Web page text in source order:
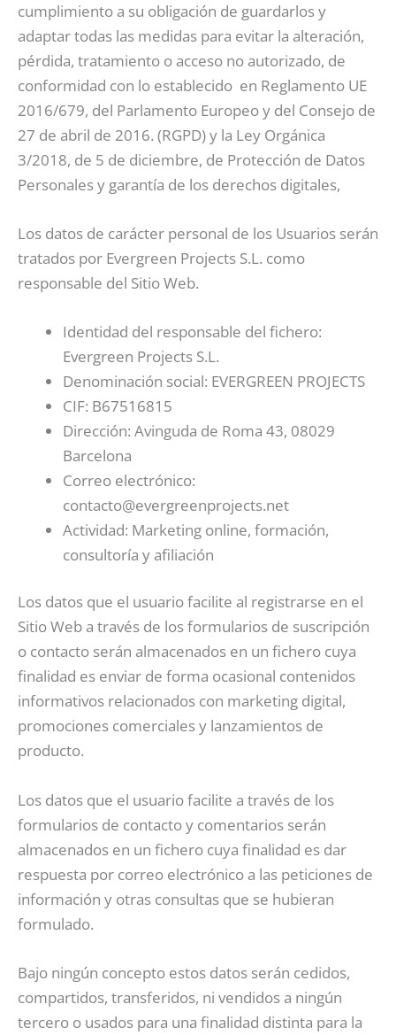
cumplimiento a su obligación de guardarlos y
adaptar todas las medidas para evitar la alteración,
pérdida, tratamiento o acceso no autorizado, de
conformidad con lo establecido en Reglamento UE
2016/679, del Parlamento Europeo y del Consejo de
27 de abril de 2016. (RGPD) y la Ley Orgánica
3/2018, de 5 de diciembre, de Protección de Datos
Personales y garantía de los derechos digitales,
Los datos de carácter personal de los Usuarios serán
tratados por Evergreen Projects S.L. como
responsable del Sitio Web.
Identidad del responsable del fichero:
Evergreen Projects S.L.
Denominación social: EVERGREEN PROJECTS
CIF: B67516815
Dirección: Avinguda de Roma 43, 08029
Barcelona
Correo electrónico:
contacto@evergreenprojects.net
Actividad: Marketing online, formación,
consultoría y afiliación
Los datos que el usuario facilite al registrarse en el
Sitio Web a través de los formularios de suscripción
o contacto serán almacenados en un fichero cuya
finalidad es enviar de forma ocasional contenidos
informativos relacionados con marketing digital,
promociones comerciales y lanzamientos de
producto.
Los datos que el usuario facilite a través de los
formularios de contacto y comentarios serán
almacenados en un fichero cuya finalidad es dar
respuesta por correo electrónico a las peticiones de
información y otras consultas que se hubieran
formulado.
Bajo ningún concepto estos datos serán cedidos,
compartidos, transferidos, ni vendidos a ningún
tercero o usados para una finalidad distinta para la